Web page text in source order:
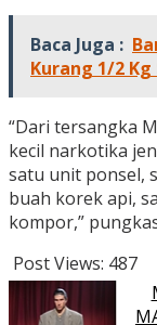
Baca Juga :
Kurang 1/2
“Dari tersangka
kecil narkotika
satu unit ponsel,
buah korek api,
kompor,”
Post Views: 487